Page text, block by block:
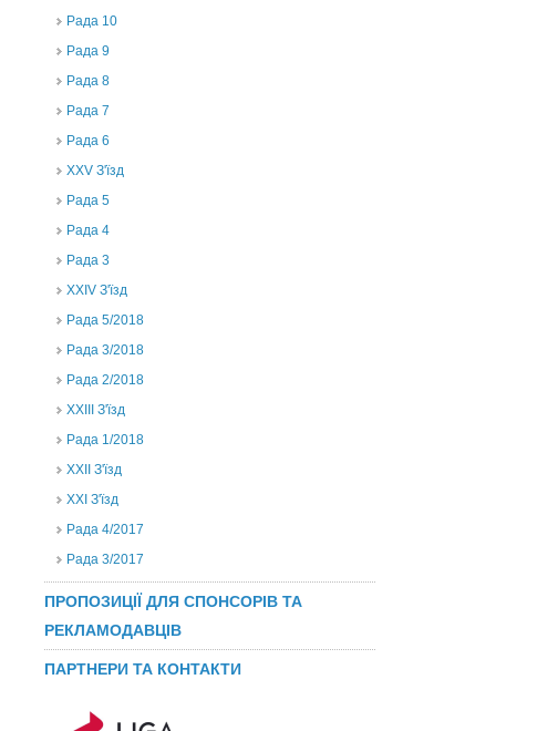
Рада 10
Рада 9
Рада 8
Рада 7
Рада 6
XXV З'їзд
Рада 5
Рада 4
Рада 3
ХХIV З'їзд
Рада 5/2018
Рада 3/2018
Рада 2/2018
XXIII З'їзд
Рада 1/2018
ХХІІ З'їзд
XXI З'їзд
Рада 4/2017
Рада 3/2017
ПРОПОЗИЦІЇ ДЛЯ СПОНСОРІВ ТА
РЕКЛАМОДАВЦІВ
ПАРТНЕРИ ТА КОНТАКТИ